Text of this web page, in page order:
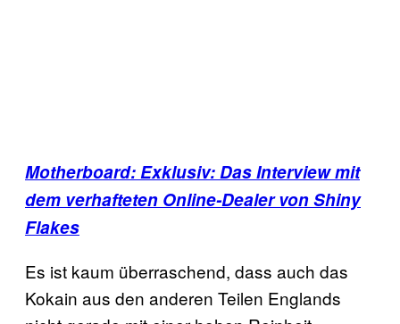
Motherboard: Exklusiv: Das Interview mit
dem verhafteten Online-Dealer von Shiny
Flakes
Es ist kaum überraschend, dass auch das
Kokain aus den anderen Teilen Englands